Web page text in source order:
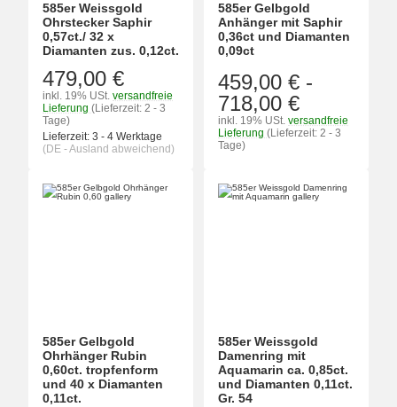
585er Weissgold
Ohrstecker Saphir
0,57ct./ 32 x
Diamanten zus. 0,12ct.
479,00 €
inkl. 19% USt. versandfreie
Lieferung (Lieferzeit: 2 - 3
Tage)
Lieferzeit: 3 - 4 Werktage
(DE - Ausland abweichend)
585er Gelbgold
Anhänger mit Saphir
0,36ct und Diamanten
0,09ct
459,00 € -
718,00 €
inkl. 19% USt. versandfreie
Lieferung (Lieferzeit: 2 - 3
Tage)
585er Gelbgold
Ohrhänger Rubin
0,60ct. tropfenform
und 40 x Diamanten
0,11ct.
585er Weissgold
Damenring mit
Aquamarin ca. 0,85ct.
und Diamanten 0,11ct.
Gr. 54